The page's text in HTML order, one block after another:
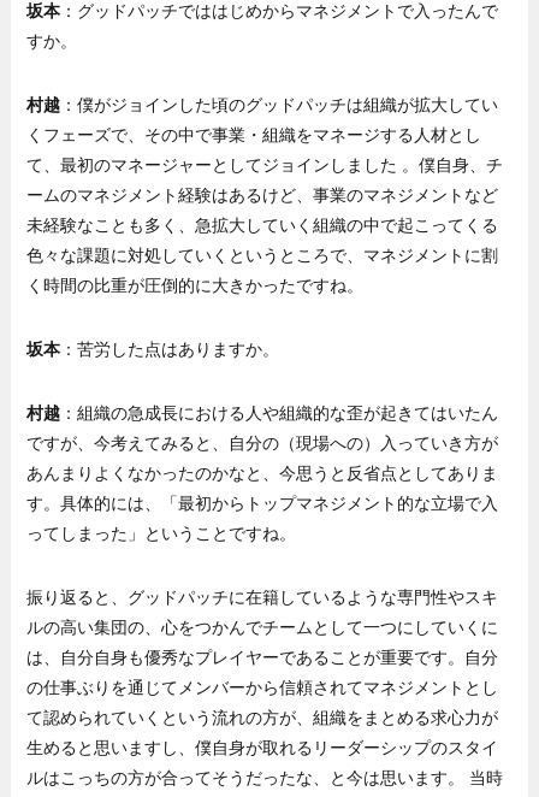
坂本 ：グッドパッチでははじめからマネジメントで入ったんで
すか。
村越 ：僕がジョインした頃のグッドパッチは組織が拡大してい
くフェーズで、その中で事業・組織をマネージする人材とし
て、最初のマネージャーとしてジョインしました 。僕自身、チ
ームのマネジメント経験はあるけど、事業のマネジメントなど
未経験なことも多く、急拡大していく組織の中で起こってくる
色々な課題に対処していくというところで、マネジメントに割
く時間の比重が圧倒的に大きかったですね。
坂本 ：苦労した点はありますか。
村越 ：組織の急成長における人や組織的な歪が起きてはいたん
ですが、今考えてみると、自分の（現場への）入っていき方が
あんまりよくなかったのかなと、今思うと反省点としてありま
す。具体的には、「最初からトップマネジメント的な立場で入
ってしまった」ということですね。
振り返ると、グッドパッチに在籍しているような専門性やスキ
ルの高い集団の、心をつかんでチームとして一つにしていくに
は、自分自身も優秀なプレイヤーであることが重要です。自分
の仕事ぶりを通じてメンバーから信頼されてマネジメントとし
て認められていくという流れの方が、組織をまとめる求心力が
生めると思いますし、僕自身が取れるリーダーシップのスタイ
ルはこっちの方が合ってそうだったな、と今は思います。 当時